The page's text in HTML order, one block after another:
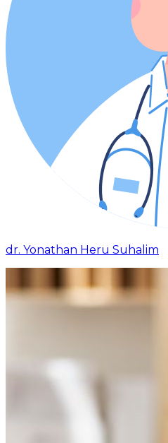
dr. Yonathan Heru Suhalim